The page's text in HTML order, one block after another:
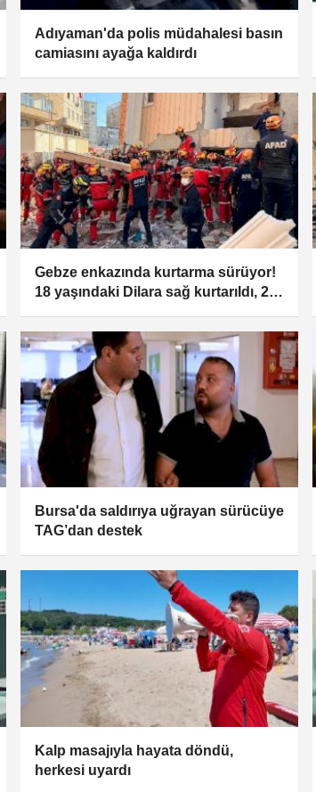
Adıyaman'da polis müdahalesi basın
camiasını ayağa kaldırdı
Gebze enkazında kurtarma sürüyor!
18 yaşındaki Dilara sağ kurtarıldı, 2
Bursa'da saldırıya uğrayan sürücüye
TAG’dan destek
Kalp masajıyla hayata döndü,
herkesi uyardı